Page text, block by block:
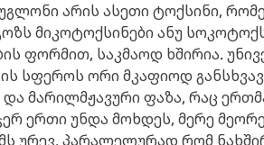
არის ასეთი ტოქსინი,
მიკოტოქსინები ანუ
ფორმით, საკმაოდ ხშირია.
სფეროს ორი მკაფიოდ
მარილმჟავური ფაზა, რაც
ერთი უნდა მოხდეს, მერე
ურევ, პარალელურად რომ